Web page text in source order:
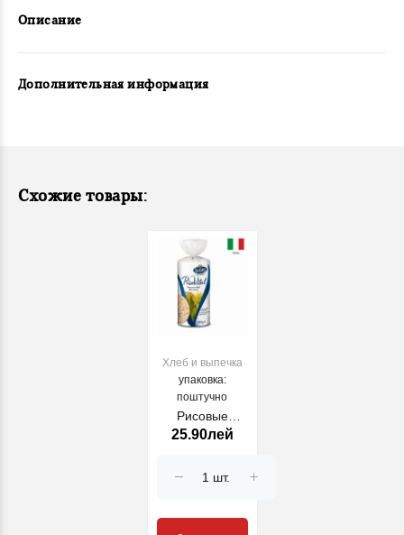
Описание
Дополнительная информация
Схожие товары:
Хлеб и выпечка
упаковка:
поштучно
Рисовые
канапе
25.90лей